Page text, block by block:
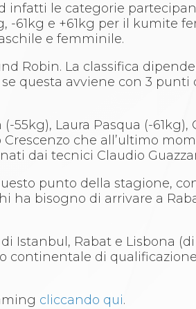
le categorie
-61kg e +61kg per il kumite
e femminile.
Robin. La classifica
questa avviene con 3 punti
Laura Pasqua (-61kg),
che all’ultimo
dai tecnici Claudio
punto della stagione,
ha bisogno di arrivare a
Istanbul, Rabat e Lisbona (di
continentale di
cliccando qui.